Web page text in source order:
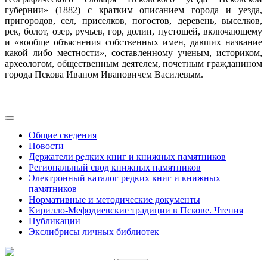
губернии» (1882) с кратким описанием города и уезда,
пригородов, сел, приселков, погостов, деревень, выселков,
рек, болот, озер, ручьев, гор, долин, пустошей, включающему
и «вообще объяснения собственных имен, давших название
какой либо местности», составленному ученым, историком,
археологом, общественным деятелем, почетным гражданином
города Пскова Иваном Ивановичем Василевым.
Общие сведения
Новости
Держатели редких книг и книжных памятников
Региональный свод книжных памятников
Электронный каталог редких книг и книжных
памятников
Нормативные и методические документы
Кирилло-Мефодиевские традиции в Пскове. Чтения
Публикации
Экслибрисы личных библиотек